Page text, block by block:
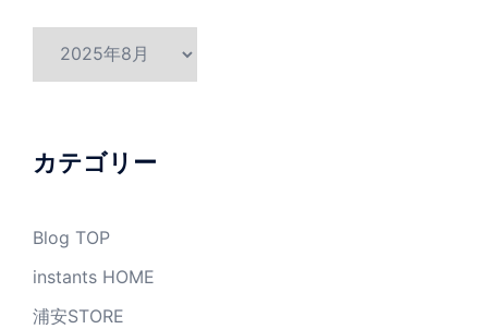
ブ
カテゴリー
Blog TOP
instants HOME
浦安STORE